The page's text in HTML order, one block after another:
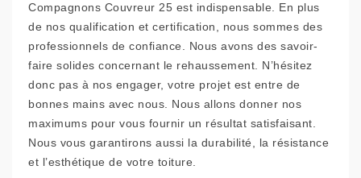
Compagnons Couvreur 25 est indispensable. En plus
de nos qualification et certification, nous sommes des
professionnels de confiance. Nous avons des savoir-
faire solides concernant le rehaussement. N’hésitez
donc pas à nos engager, votre projet est entre de
bonnes mains avec nous. Nous allons donner nos
maximums pour vous fournir un résultat satisfaisant.
Nous vous garantirons aussi la durabilité, la résistance
et l’esthétique de votre toiture.